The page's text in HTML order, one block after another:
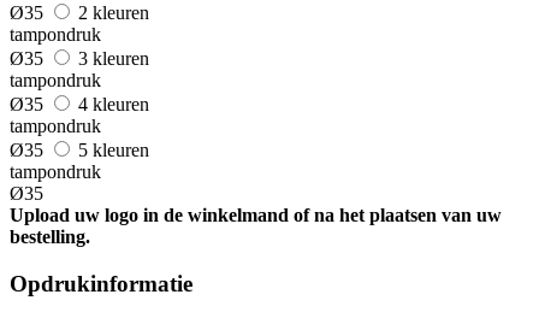
Ø35
2 kleuren
tampondruk
Ø35
3 kleuren
tampondruk
Ø35
4 kleuren
tampondruk
Ø35
5 kleuren
tampondruk
Ø35
Upload uw logo in de winkelmand of na het plaatsen van uw
bestelling.
Opdrukinformatie